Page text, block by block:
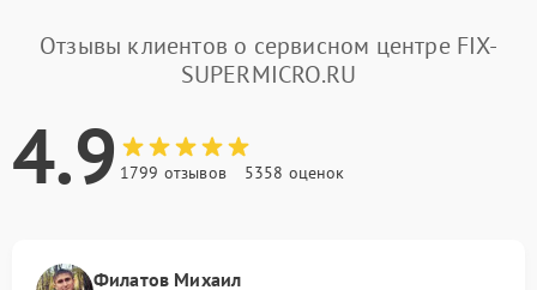
Отзывы клиентов о сервисном центре FIX-
SUPERMICRO.RU
4.9 1799 отзывов 5358 оценок
Филатов Михаил